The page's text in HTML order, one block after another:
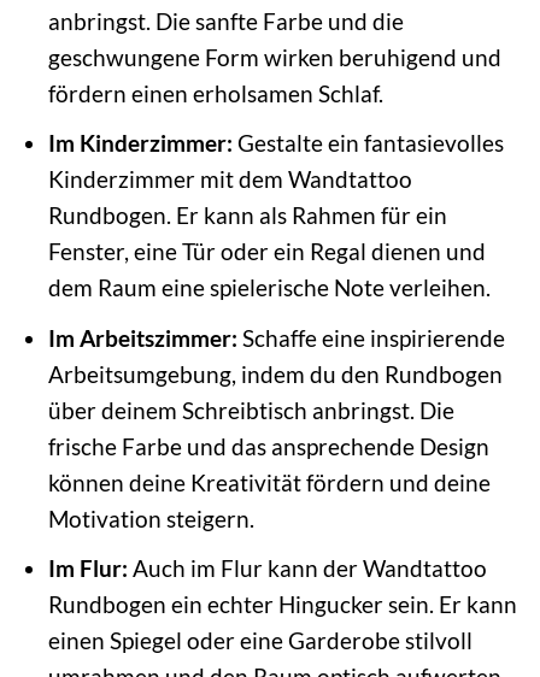
anbringst. Die sanfte Farbe und die
geschwungene Form wirken beruhigend und
fördern einen erholsamen Schlaf.
Im Kinderzimmer: Gestalte ein fantasievolles
Kinderzimmer mit dem Wandtattoo
Rundbogen. Er kann als Rahmen für ein
Fenster, eine Tür oder ein Regal dienen und
dem Raum eine spielerische Note verleihen.
Im Arbeitszimmer: Schaffe eine inspirierende
Arbeitsumgebung, indem du den Rundbogen
über deinem Schreibtisch anbringst. Die
frische Farbe und das ansprechende Design
können deine Kreativität fördern und deine
Motivation steigern.
Im Flur: Auch im Flur kann der Wandtattoo
Rundbogen ein echter Hingucker sein. Er kann
einen Spiegel oder eine Garderobe stilvoll